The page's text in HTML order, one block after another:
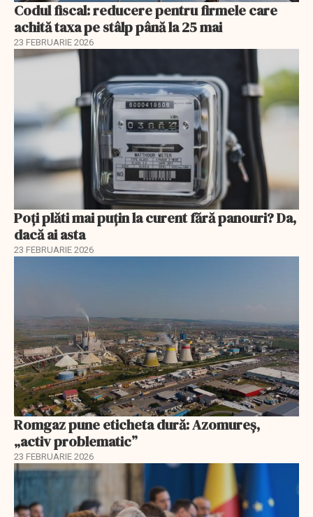
Codul fiscal: reducere pentru firmele care
achită taxa pe stâlp până la 25 mai
23 FEBRUARIE 2026
Poți plăti mai puțin la curent fără panouri? Da,
dacă ai asta
23 FEBRUARIE 2026
Romgaz pune eticheta dură: Azomureș,
„activ problematic”
23 FEBRUARIE 2026